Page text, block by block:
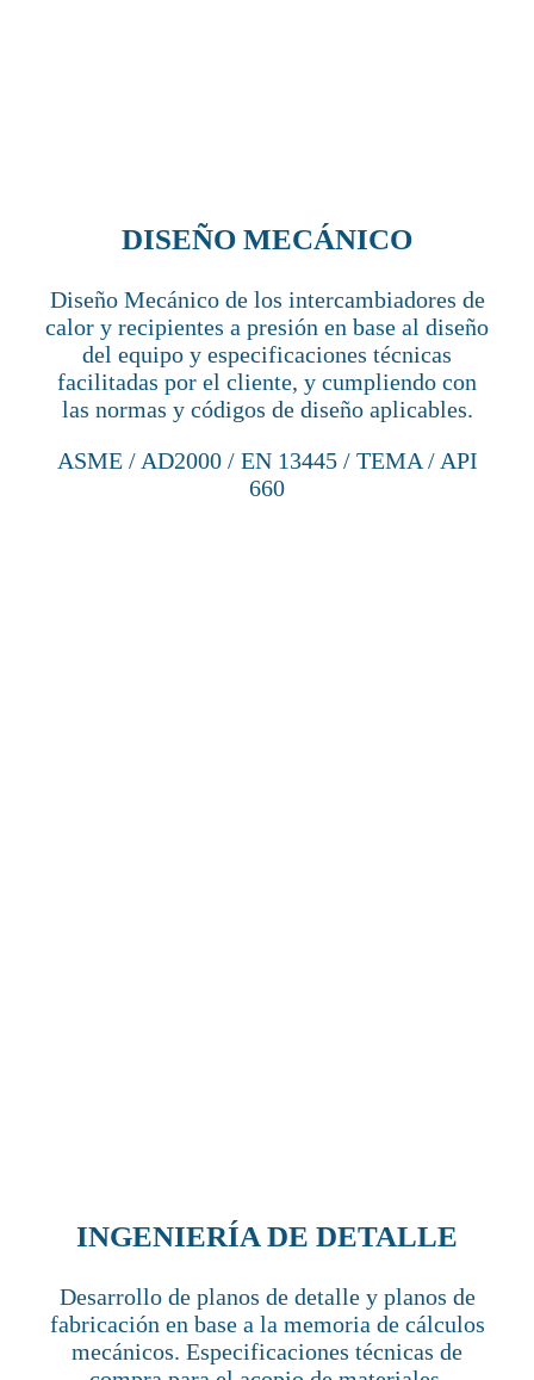
DISEÑO MECÁNICO
Diseño Mecánico de los intercambiadores de
calor y recipientes a presión en base al diseño
del equipo y especificaciones técnicas
facilitadas por el cliente, y cumpliendo con
las normas y códigos de diseño aplicables.
ASME / AD2000 / EN 13445 / TEMA / API
660
INGENIERÍA DE DETALLE
Desarrollo de planos de detalle y planos de
fabricación en base a la memoria de cálculos
mecánicos. Especificaciones técnicas de